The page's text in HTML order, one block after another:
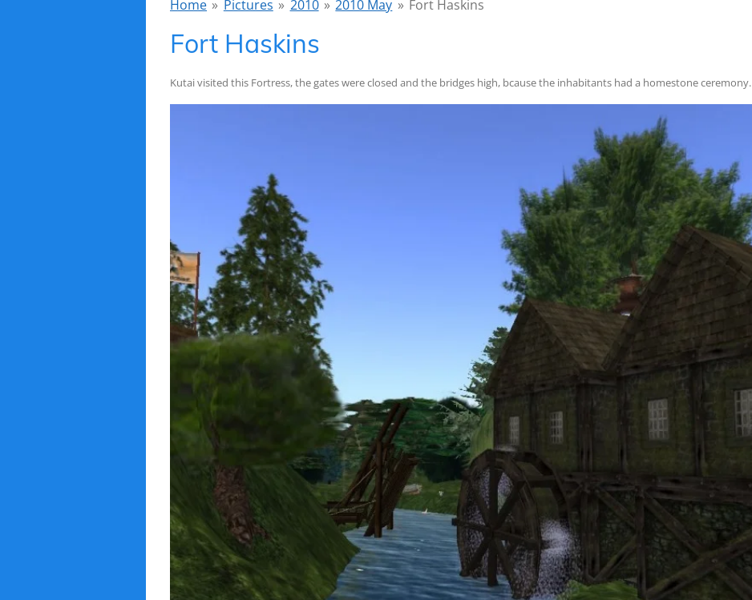
Home » Pictures » 2010 » 2010 May » Fort Haskins
Fort Haskins
Kutai visited this Fortress, the gates were closed and the bridges high, bcause the inhabitants had a homestone ceremony.